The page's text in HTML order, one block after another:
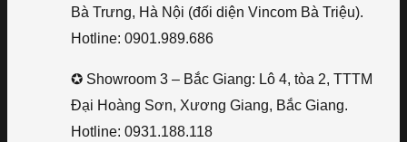
Bà Trưng, Hà Nội (đối diện Vincom Bà Triệu).
Hotline: 0901.989.686
✪ Showroom 3 – Bắc Giang: Lô 4, tòa 2, TTTM
Đại Hoàng Sơn, Xương Giang, Bắc Giang.
Hotline: 0931.188.118